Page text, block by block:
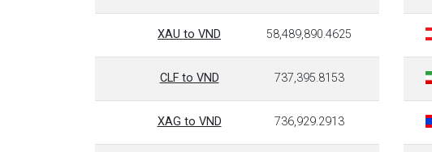
XAU to VND 58,489,890.4625
CLF to VND 737,395.8153
XAG to VND 736,929.2913